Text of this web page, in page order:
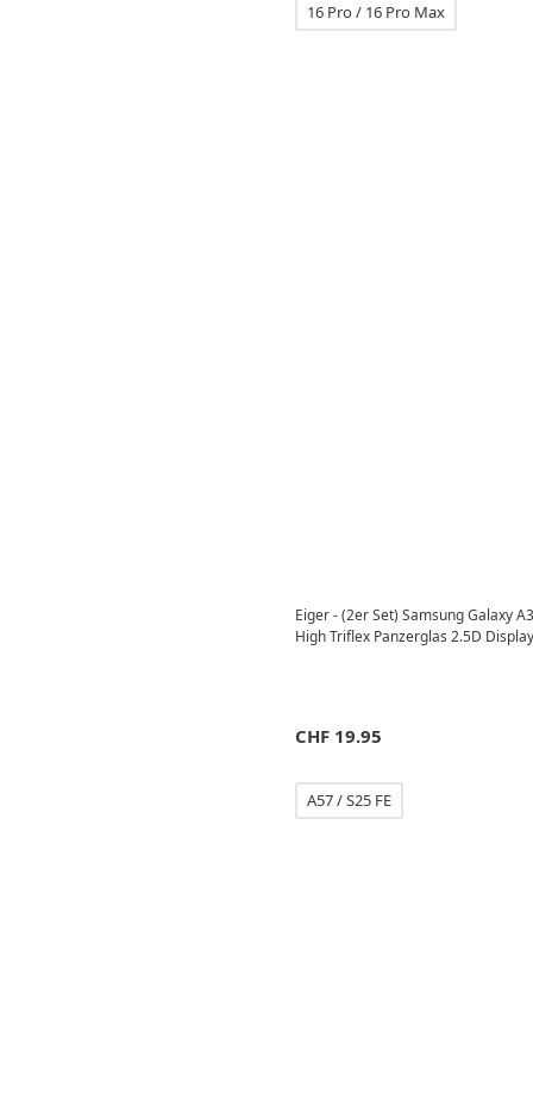
16 Pro / 16 Pro Max
Eiger - (2er Set) Samsung Galaxy
High Triflex Panzerglas 2.5D
CHF 19.95
A57 / S25 FE